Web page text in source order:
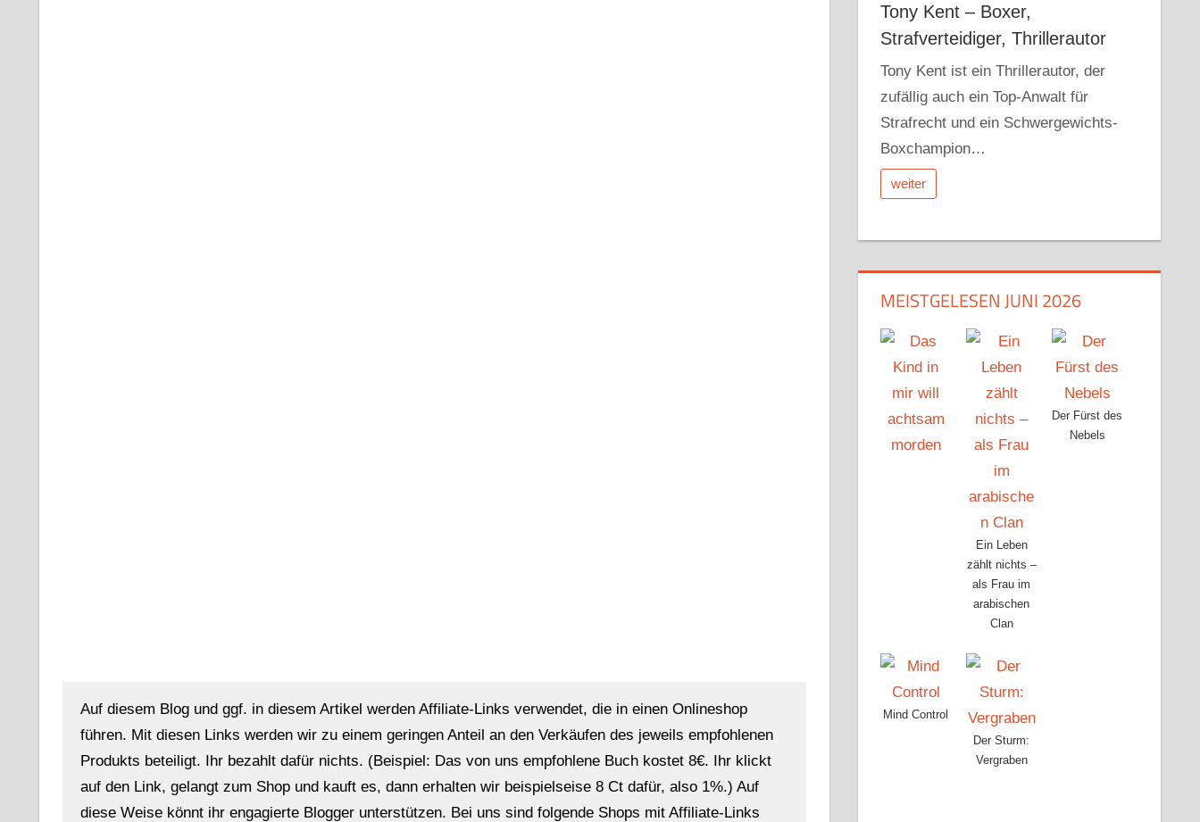
Auf diesem Blog und ggf. in diesem Artikel werden Affiliate-Links verwendet, die in einen Onlineshop
führen. Mit diesen Links werden wir zu einem geringen Anteil an den Verkäufen des jeweils empfohlenen
Produkts beteiligt. Ihr bezahlt dafür nichts. (Beispiel: Das von uns empfohlene Buch kostet 8€. Ihr klickt
auf den Link, gelangt zum Shop und kauft es, dann erhalten wir beispielseise 8 Ct dafür, also 1%.) Auf
diese Weise könnt ihr engagierte Blogger unterstützen. Bei uns sind folgende Shops mit Affiliate-Links
Tony Kent – Boxer,
Strafverteidiger, Thrillerautor
Tony Kent ist ein Thrillerautor, der
zufällig auch ein Top-Anwalt für
Strafrecht und ein Schwergewichts-
Boxchampion…
weiter
MEISTGELESEN JUNI 2026
Ein Leben
zählt nichts –
als Frau im
arabischen
Clan
Der Fürst des
Nebels
Mind Control
Der Sturm:
Vergraben